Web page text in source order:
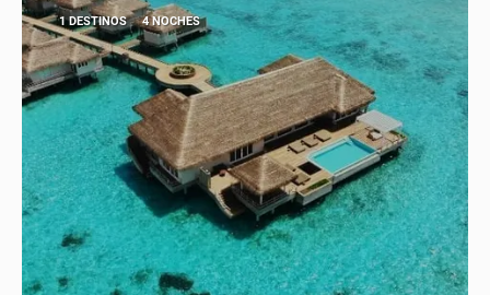
1 DESTINOS 4 NOCHES